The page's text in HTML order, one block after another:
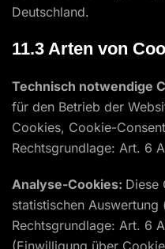
Deutschland.
11.3 Arten von
Technisch notwendige
für den Betrieb der
Cookies, Cookie-
Rechtsgrundlage: Art. 6
Analyse-Cookies: Diese
statistischen
Rechtsgrundlage: Art. 6
(Einwilligung über